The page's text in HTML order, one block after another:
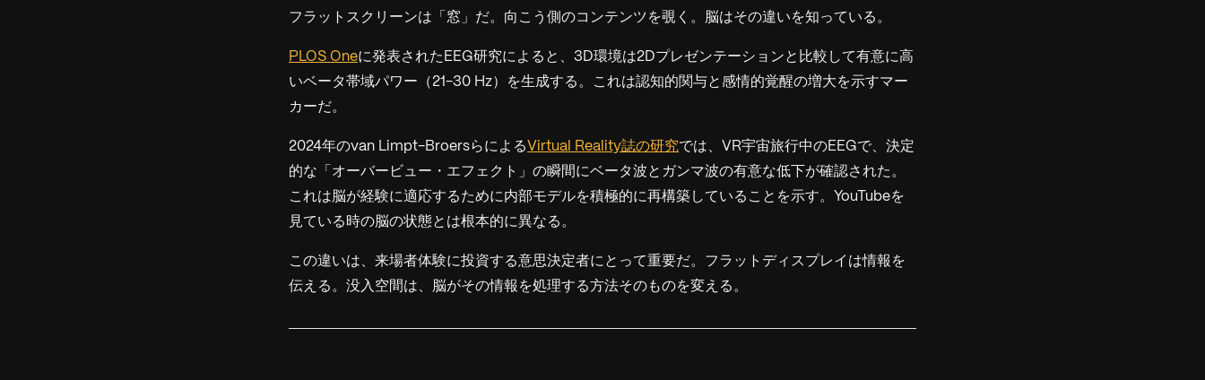
フラットスクリーンは「窓」だ。向こう側のコンテンツを覗く。脳はその違いを知っている。
PLOS Oneに発表されたEEG研究によると、3D環境は2Dプレゼンテーションと比較して有意に高
いベータ帯域パワー（21-30 Hz）を生成する。これは認知的関与と感情的覚醒の増大を示すマー
カーだ。
2024年のvan Limpt-Broersらによる Virtual Reality誌の研究では、VR宇宙旅行中のEEGで、決定
的な「オーバービュー・エフェクト」の瞬間にベータ波とガンマ波の有意な低下が確認された。
これは脳が経験に適応するために内部モデルを積極的に再構築していることを示す。YouTubeを
見ている時の脳の状態とは根本的に異なる。
この違いは、来場者体験に投資する意思決定者にとって重要だ。フラットディスプレイは情報を
伝える。没入空間は、脳がその情報を処理する方法そのものを変える。